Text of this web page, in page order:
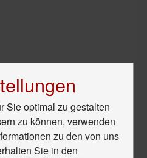
Gründer des Institutes of
Managing Partner von
Sie optimal zu gestalten
zu können, verwenden
zu den von uns
Sie in den